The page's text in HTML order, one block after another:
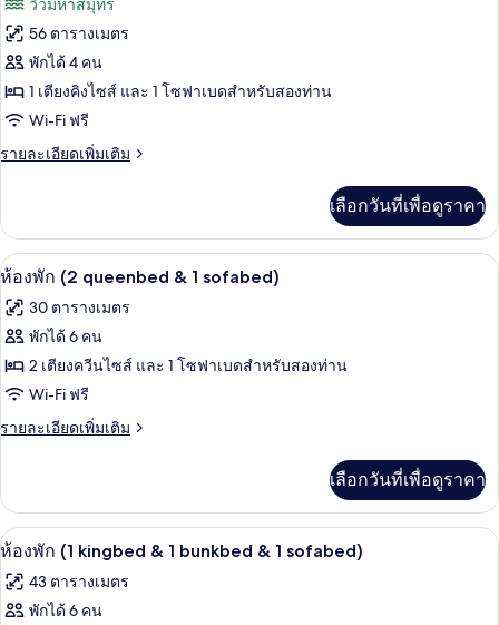
kingbed
&
sofabed)
ทั้งหมด
ของ
ห้อง
สวีท,
คิง
1
เตียง
และ
โซฟา
เบด,
ระเบียง
View,
Bedroom)
วิวมหาสมุทร
56 ตารางเมตร
พักได้ 4 คน
1 เตียงคิงไซส์ และ 1 โซฟาเบดสำหรับสองท่าน
Wi-Fi ฟรี
รายละเอียดเพิ่มเติม
ราย
เกี่ยว
กับ
ห้อง
ท,
เตียง
ไซส์
และ
(Gulf
View,
1
Bedroom)
เลือกวันที่เพื่อดูราคา
เปิด
ภาพถ่าย
ทั้งหมด
ของ
ห้อง
พัก
&
1
sofabed)
ตู้นิรภัยในห้องพัก, โต๊ะทำงาน, พื้นที่ท
7
ห้องพัก (2 queenbed & 1 sofabed)
30 ตารางเมตร
พักได้ 6 คน
2 เตียงควีนไซส์ และ 1 โซฟาเบดสำหรับสองท่าน
Wi-Fi ฟรี
รายละเอียดเพิ่มเติม
ราย
เกี่ยว
กับ
ห้อง
(2
queenbed
เลือกวันที่เพื่อดูราคา
เปิด
ภาพถ่าย
ทั้งหมด
ห้องพัก (1 kingbed & 1 bunkbed & 1
6
ห้องพัก (1 kingbed & 1 bunkbed & 1 sofabed)
43 ตารางเมตร
พักได้ 6 คน